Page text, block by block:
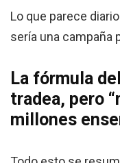
Lo que parece
sería una campaña
La fórmula
tradea, pero
millones